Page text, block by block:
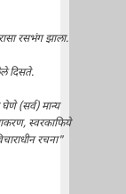
रसभंग झाला.
दिसते.
(सर्व) मान्य
स्वरकाफिये
रचना"